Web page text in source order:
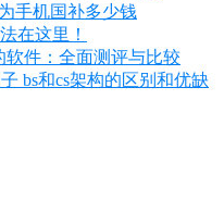
手机国补多少钱
在这里！
件：全面测评与比较
bs和cs架构的区别和优缺